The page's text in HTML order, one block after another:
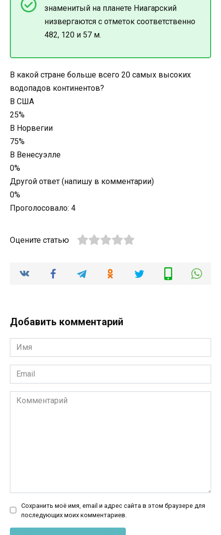
знаменитый на планете Ниагарский
низвергаются с отметок соответственно
482, 120 и 57 м.
В какой стране больше всего 20 самых высоких
водопадов континентов?
В США
25%
В Норвегии
75%
В Венесуэлле
0%
Другой ответ (напишу в комментарии)
0%
Проголосовало: 4
Оцените статью
Добавить комментарий
Имя
*
Email
*
Комментарий
Сохранить моё имя, email и адрес сайта в этом браузере для
последующих моих комментариев.